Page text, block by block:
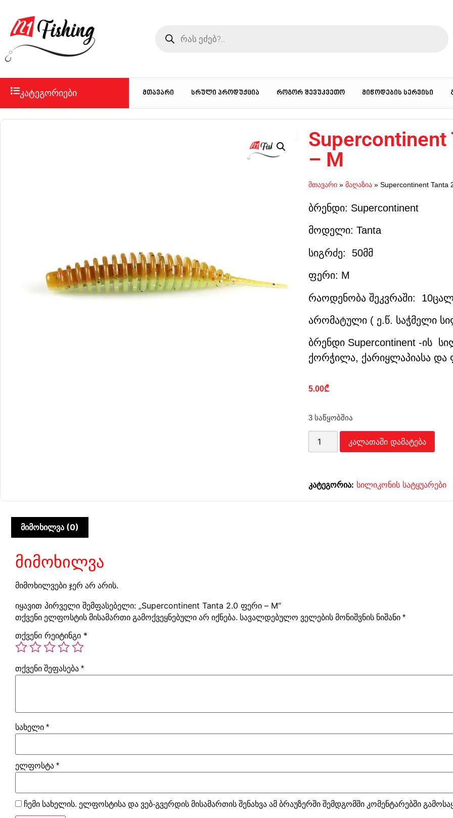
კატეგორიები მთავარი სრული პროდუქცია როგორ შევუკვეთო მიწოდების სერვისი
– M
მთავარი » მაღაზია » Supercontinent Tanta
ბრენდი: Supercontinent
მოდელი: Tanta
სიგრძე: 50მმ
ფერი: M
რაოდენობა შეკვრაში:
არომატული ( ე.წ. საჭმელი
ბრენდი Supercontinent -ის
ქორჭილა, ქარიყლაპიასა და
5.00₾
3 საწყობშია
კალათაში დამატება
კატეგორია: სილიკონის სატყუარები
მიმოხილვა (0)
მიმოხილვა
მიმოხილვები ჯერ არ არის.
იყავით პირველი შემფასებელი: „Supercontinent Tanta 2.0 ფერი – M“
თქვენი ელფოსტის მისამართი გამოქვეყნებული არ იქნება. სავალდებულო ველების მონიშვნის ნიშანი *
თქვენი რეიტინგი *
თქვენი შეფასება *
სახელი *
ელფოსტა *
ჩემი სახელის. ელფოსტისა და ვებ-გვერდის მისამართის შენახვა ამ ბრაუზერში შემდგომში კომენტარებში